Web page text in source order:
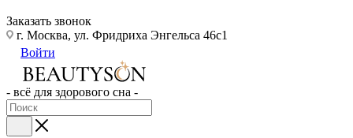
Заказать звонок
г. Москва, ул. Фридриха Энгельса 46с1
Войти
- всё для здорового сна -